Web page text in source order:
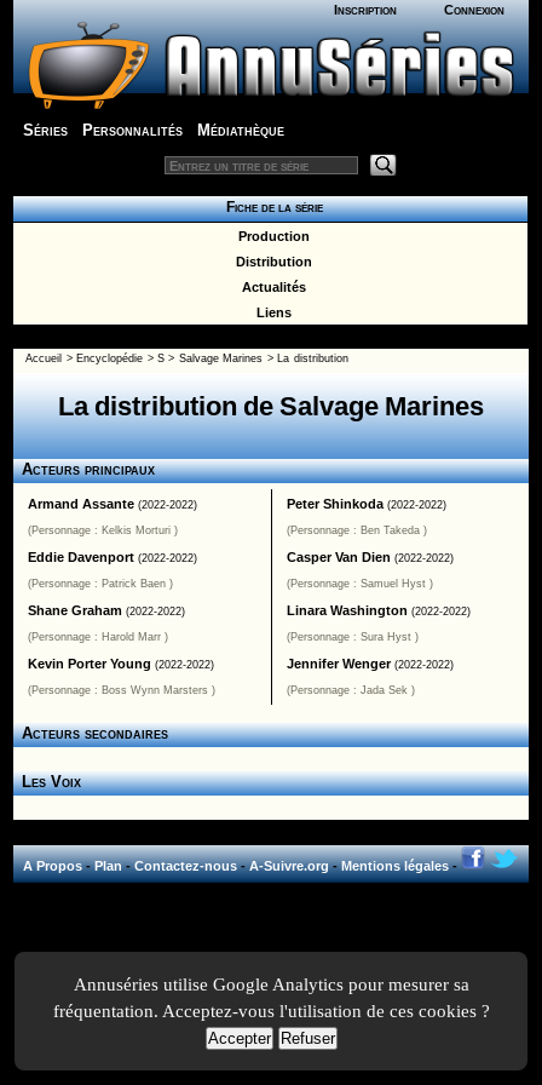
Inscription Connexion
Séries Personnalités Médiathèque
Fiche de la série
Production
Distribution
Actualités
Liens
Accueil > Encyclopédie >S > Salvage Marines > La distribution
La distribution de Salvage Marines
Acteurs principaux
Armand Assante (2022-2022)
(Personnage : Kelkis Morturi )
Eddie Davenport (2022-2022)
(Personnage : Patrick Baen )
Shane Graham (2022-2022)
(Personnage : Harold Marr )
Kevin Porter Young (2022-2022)
(Personnage : Boss Wynn Marsters )
Peter Shinkoda (2022-2022)
(Personnage : Ben Takeda )
Casper Van Dien (2022-2022)
(Personnage : Samuel Hyst )
Linara Washington (2022-2022)
(Personnage : Sura Hyst )
Jennifer Wenger (2022-2022)
(Personnage : Jada Sek )
Acteurs secondaires
Les Voix
A Propos-Plan-Contactez-nous-A-Suivre.org-Mentions légales-
Annuséries utilise Google Analytics pour mesurer sa
fréquentation. Acceptez-vous l'utilisation de ces cookies ?
Accepter Refuser